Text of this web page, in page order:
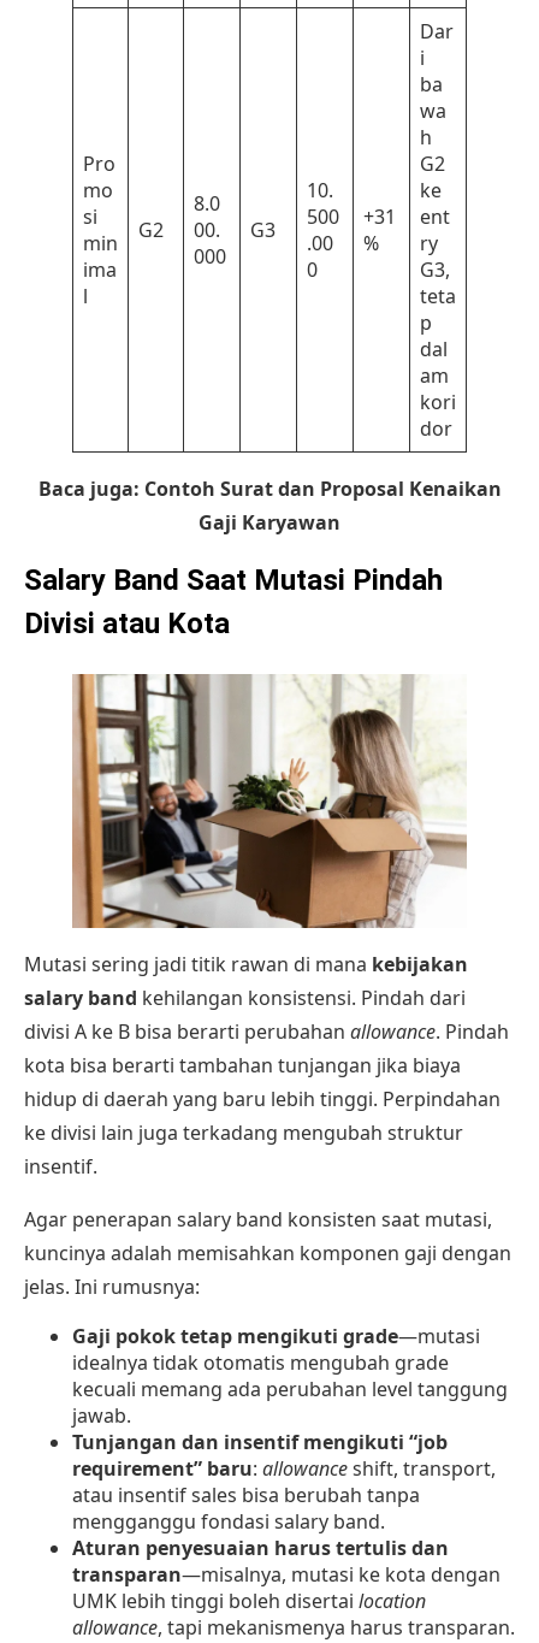
Pro
mo
si
min
ima
l
G2
8.0
00.
000
G3
10.
500
.00
0
+31
%
Dar
i
ba
wa
h
G2
ke
ent
ry
G3,
teta
p
dal
am
kori
dor
Baca juga: Contoh Surat dan Proposal Kenaikan
Gaji Karyawan
Salary Band Saat Mutasi Pindah
Divisi atau Kota
Mutasi sering jadi titik rawan di mana kebijakan
salary band kehilangan konsistensi. Pindah dari
divisi A ke B bisa berarti perubahan allowance. Pindah
kota bisa berarti tambahan tunjangan jika biaya
hidup di daerah yang baru lebih tinggi. Perpindahan
ke divisi lain juga terkadang mengubah struktur
insentif.
Agar penerapan salary band konsisten saat mutasi,
kuncinya adalah memisahkan komponen gaji dengan
jelas. Ini rumusnya:
Gaji pokok tetap mengikuti grade—mutasi
idealnya tidak otomatis mengubah grade
kecuali memang ada perubahan level tanggung
jawab.
Tunjangan dan insentif mengikuti “job
requirement” baru: allowanceshift, transport,
atau insentif sales bisa berubah tanpa
mengganggu fondasi salary band.
Aturan penyesuaian harus tertulis dan
transparan—misalnya, mutasi ke kota dengan
UMK lebih tinggi boleh disertai location
allowance, tapi mekanismenya harus transparan.